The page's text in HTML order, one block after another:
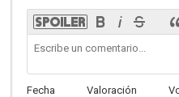
Fecha Valoración